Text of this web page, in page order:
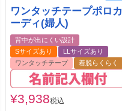
ワンタッチテープポロカ
ーディ(婦人)
背中が出にくい設計
Sサイズあり
LLサイズあり
ワンタッチテープ
着脱らくらく
¥3,938税込